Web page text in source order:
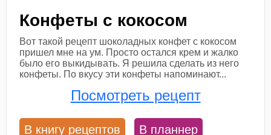
Конфеты с кокосом
Вот такой рецепт шоколадных конфет с кокосом
пришел мне на ум. Просто остался крем и жалко
было его выкидывать. Я решила сделать из него
конфеты. По вкусу эти конфеты напоминают...
Посмотреть рецепт
В книгу рецептов В планнер